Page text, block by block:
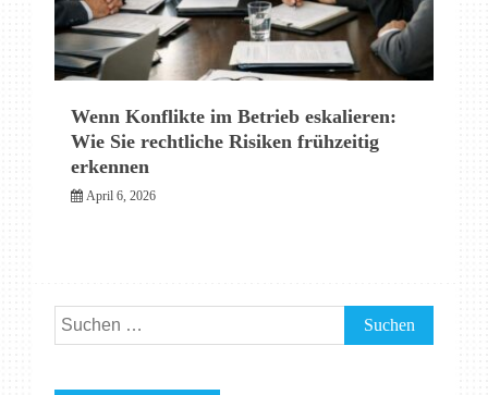
Wenn Konflikte im Betrieb eskalieren:
Wie Sie rechtliche Risiken frühzeitig
erkennen
April 6, 2026
Suchen
nach: